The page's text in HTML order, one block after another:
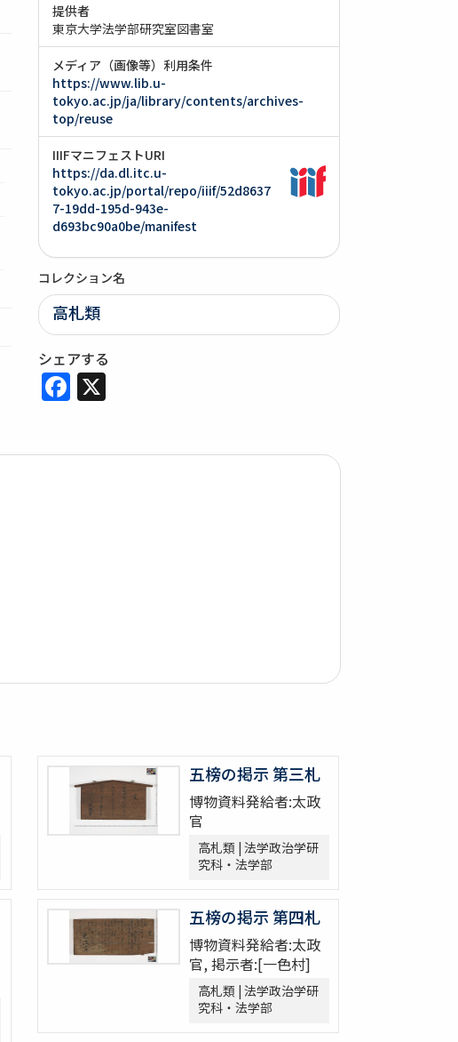
提供者
東京大学法学部研究室図書室
メディア（画像等）利用条件
https://www.lib.u-
tokyo.ac.jp/ja/library/contents/archives-
top/reuse
IIIFマニフェストURI
https://da.dl.itc.u-
tokyo.ac.jp/portal/repo/iiif/52d8637
7-19dd-195d-943e-
d693bc90a0be/manifest
コレクション名
高札類
シェアする
Facebook
X
五榜の掲示 第三札
博物資料発給者:太政
官
高札類 | 法学政治学研
究科・法学部
五榜の掲示 第四札
博物資料発給者:太政
官, 掲示者:[一色村]
高札類 | 法学政治学研
究科・法学部